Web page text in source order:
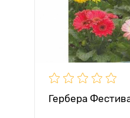
Гербера